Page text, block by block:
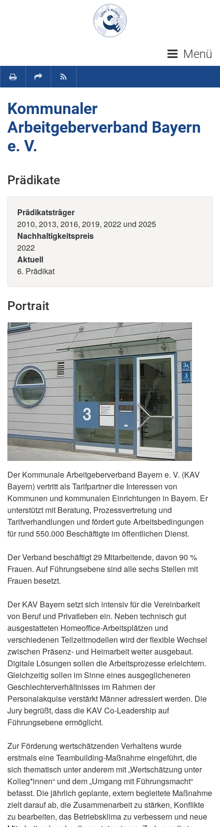
Navigation überspringen
Menü
Kommunaler
Arbeitgeberverband Bayern
e. V.
Prädikate
Prädikatsträger
2010, 2013, 2016, 2019, 2022 und 2025
Nachhaltigkeitspreis
2022
Aktuell
6. Prädikat
Portrait
Der Kommunale Arbeitgeberverband Bayern e. V. (KAV
Bayern) vertritt als Tarifpartner die Interessen von
Kommunen und kommunalen Einrichtungen in Bayern. Er
unterstützt mit Beratung, Prozessvertretung und
Tarifverhandlungen und fördert gute Arbeitsbedingungen
für rund 550.000 Beschäftigte im öffentlichen Dienst.
Der Verband beschäftigt 29 Mitarbeitende, davon 90 %
Frauen. Auf Führungsebene sind alle sechs Stellen mit
Frauen besetzt.
Der KAV Bayern setzt sich intensiv für die Vereinbarkeit
von Beruf und Privatleben ein. Neben technisch gut
ausgestatteten Homeoffice-Arbeitsplätzen und
verschiedenen Teilzeitmodellen wird der flexible Wechsel
zwischen Präsenz- und Heimarbeit weiter ausgebaut.
Digitale Lösungen sollen die Arbeitsprozesse erleichtern.
Gleichzeitig sollen im Sinne eines ausgeglicheneren
Geschlechterverhältnisses im Rahmen der
Personalakquise verstärkt Männer adressiert werden. Die
Jury begrüßt, dass die KAV Co-Leadership auf
Führungsebene ermöglicht.
Zur Förderung wertschätzenden Verhaltens wurde
erstmals eine Teambuilding-Maßnahme eingeführt, die
sich thematisch unter anderem mit „Wertschätzung unter
Kolleg*innen“ und dem „Umgang mit Führungsmacht“
befasst. Die jährlich geplante, extern begleitete Maßnahme
zielt darauf ab, die Zusammenarbeit zu stärken, Konflikte
zu bearbeiten, das Betriebsklima zu verbessern und neue